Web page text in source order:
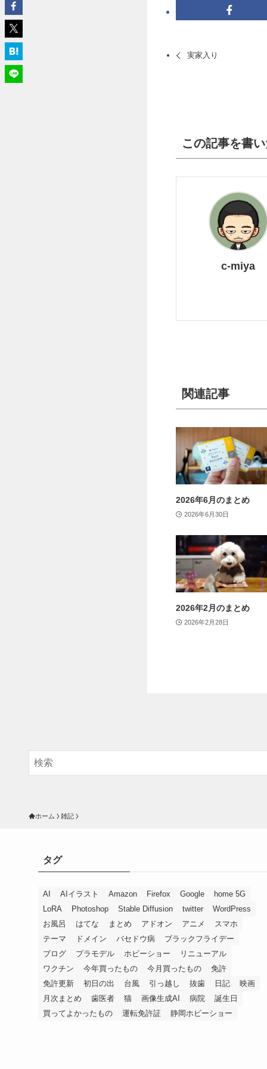
実家入り
この記事を書
c-miya
関連記事
2026年6月のまとめ
2026年6月30日
2026年2月のまとめ
2026年2月28日
ホーム 雑記
タグ
AI AIイラスト Amazon Firefox Google
home 5G
LoRA
Photoshop Stable Diffusion twitter
WordPress
お風呂
はてな まとめ アドオン アニメ
スマホ
テーマ
ドメイン バセドウ病
ブラックフライデー
ブログ
プラモデル ホビーショー
リニューアル
ワクチン
今年買ったもの 今月買ったもの
免許
免許更新
初日の出 台風 引っ越し 抜歯 日記
映画
月次まとめ
歯医者 猫 画像生成AI 病院
誕生日
買ってよかったもの
運転免許証 静岡ホビーショー